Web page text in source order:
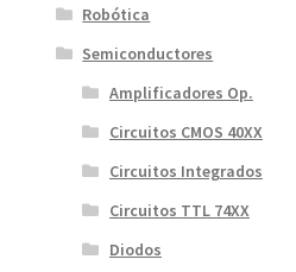
Robótica
Semiconductores
Amplificadores Op.
Circuitos CMOS 40XX
Circuitos Integrados
Circuitos TTL 74XX
Diodos